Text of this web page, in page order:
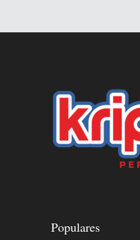
Populares